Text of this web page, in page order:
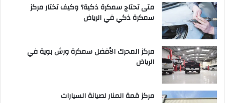
متى تحتاج سمكرة ذكية؟ وكيف تختار مركز
سمكرة ذكي في الرياض
مركز المحرك الأفضل سمكرة ورش بوية في
الرياض
مركز قمة المنار لصيانة السيارات